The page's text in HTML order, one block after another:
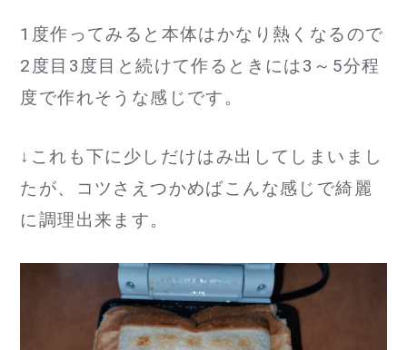
1度作ってみると本体はかなり熱くなるので
2度目3度目と続けて作るときには3～5分程
度で作れそうな感じです。
↓これも下に少しだけはみ出してしまいまし
たが、コツさえつかめばこんな感じで綺麗
に調理出来ます。